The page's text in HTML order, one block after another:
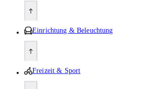
Einrichtung & Beleuchtung
Freizeit & Sport